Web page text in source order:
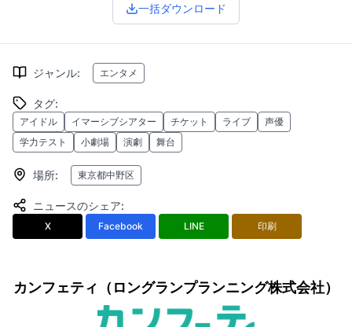
一括ダウンロード
ジャンル: エンタメ
タグ:
アイドル イマーシブシアター チケット ライブ
声優
学力テスト
小劇場 演劇 舞台
場所: 東京都中野区
ニュースのシェア:
X Facebook LINE 印刷
カンフェティ（ロングランプランニング株式会社）